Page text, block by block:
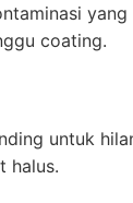
yang
coating.
untuk
halus.